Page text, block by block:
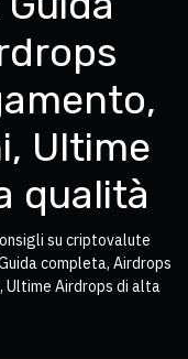
Ultime
qualità
su criptovalute
completa, Airdrops
Ultime Airdrops di alta